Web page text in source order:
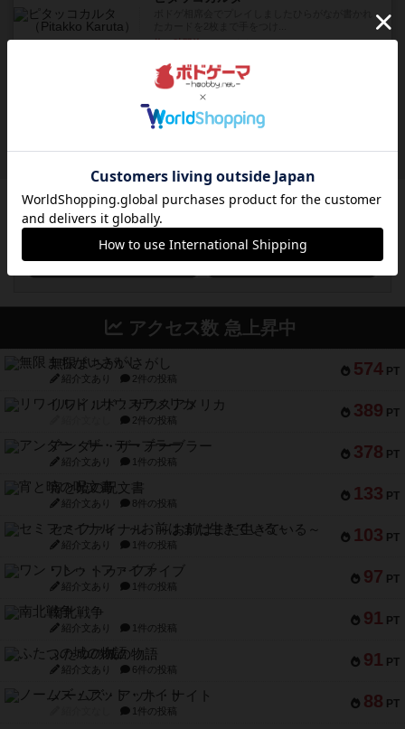
約15時間前by みいやん
画像付き 充実
ノームズ・アット・ナイト
ベネボレンス女王は、忠実な臣民を称えるための
約16時間前by jurong
ボドゲーマのアプリ版はこちら
アクセス数 急上昇中
574 PT
無限まちがいさがし
紹介文あり 2件の投稿
389 PT
リワイルド：サウスアメリカ
2件の投稿
378 PT
アンダー・ザ・テーブラー
紹介文あり 1件の投稿
133 PT
宵と暁の呪文書
紹介文あり 8件の投稿
103 PT
セミファイナル ～お前はまだ生きている～
紹介文あり 1件の投稿
97 PT
ワン・トゥ・ファイブ
紹介文あり 1件の投稿
91 PT
南北戦争
紹介文あり 1件の投稿
91 PT
ふたつの城の物語
紹介文あり 6件の投稿
88 PT
ノームズ・アット・ナイト
1件の投稿